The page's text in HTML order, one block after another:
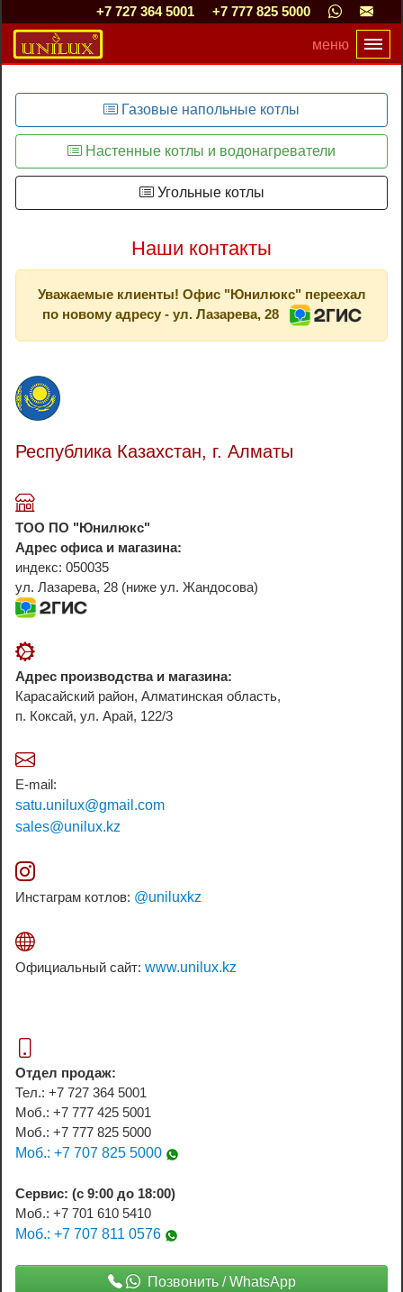
+7 727 364 5001 +7 777 825 5000
меню
Газовые напольные котлы
Настенные котлы и водонагреватели
Угольные котлы
Наши контакты
Уважаемые клиенты! Офис "Юнилюкс" переехал
по новому адресу - ул. Лазарева, 28
Республика Казахстан, г. Алматы
ТОО ПО "Юнилюкс"
Адрес офиса и магазина:
индекс: 050035
ул. Лазарева, 28 (ниже ул. Жандосова)
Адрес производства и магазина:
Карасайский район, Алматинская область,
п. Коксай, ул. Арай, 122/3
E-mail:
satu.unilux@gmail.com
sales@unilux.kz
Инстаграм котлов: @uniluxkz
Официальный сайт: www.unilux.kz
Отдел продаж:
Тел.: +7 727 364 5001
Моб.: +7 777 425 5001
Моб.: +7 777 825 5000
Моб.: +7 707 825 5000
Сервис: (с 9:00 до 18:00)
Моб.: +7 701 610 5410
Моб.: +7 707 811 0576
Позвонить / WhatsApp